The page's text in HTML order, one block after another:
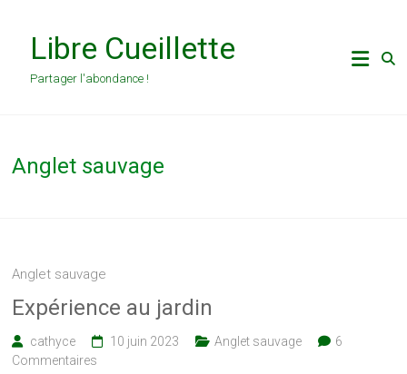
Libre Cueillette
Partager l'abondance !
Anglet sauvage
Anglet sauvage
Expérience au jardin
cathyce 10 juin 2023 Anglet sauvage
6
Commentaires